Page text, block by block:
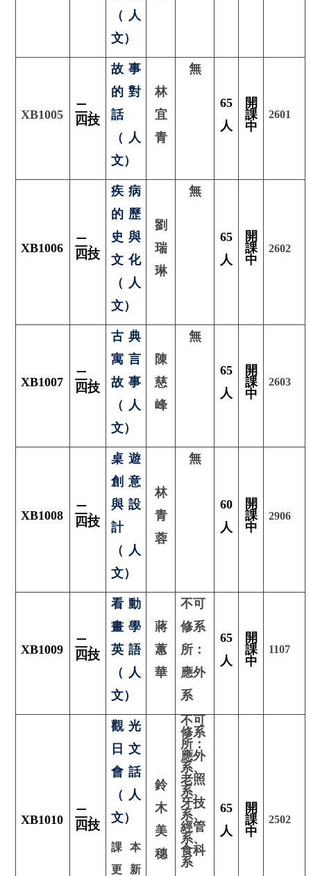
（人
文）
XB1005 二、
四技
故事
的對
話
（人
文）
林
宜
青
無
65
人
開
課
中
2601
XB1006
二、
四技
疾病
的歷
史與
文化
（人
文）
劉
瑞
琳
無
65
人
開
課
中
2602
XB1007 二、
四技
古典
寓言
故事
（人
文）
陳
慈
峰
無
65
人
開
課
中
2603
XB1008
二、
四技
桌遊
創意
與設
計
（人
文）
林
青
蓉
無
60
人
開
課
中
2906
XB1009 二、
四技
看動
畫學
英語
（人
文）
蔣
蕙
華
不可
修系
所：
應外
系
65
人
開
課
中
1107
XB1010
二、
四技
觀光
日文
會話
（人
文）
課本
更新
鈴
木
美
穗
不可
修系
所：
應外
系、
老照
系、
牙技
系、
經管
系、
食科
系
65
人
開
課
中
2502